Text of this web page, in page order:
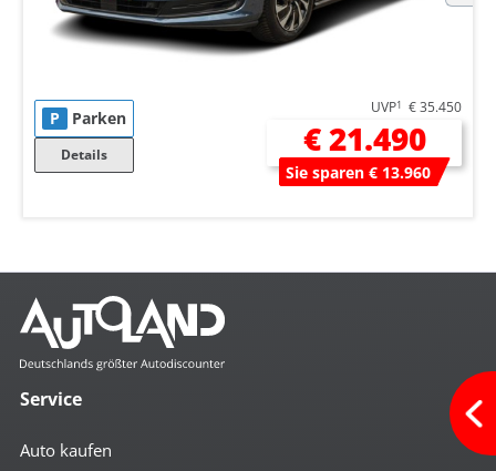
P Parken
Details
UVP1 € 35.450
€ 21.490
Sie sparen € 13.960
Service
Auto kaufen